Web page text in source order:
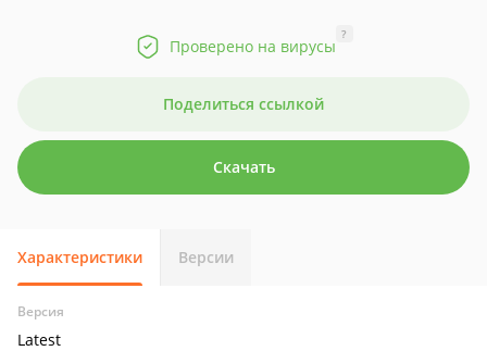
Проверено на вирусы
?
Поделиться ссылкой
Скачать
Характеристики Версии
Версия
Latest